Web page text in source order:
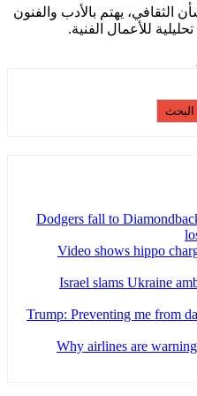
يهتم بالأدب والفنون
للأعمال الفنية.
البحث
Dodgers fall to
Video shows hippo
Israel slams Ukraine
Trump: Preventing me from
Why airlines are